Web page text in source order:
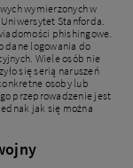
wymierzonych w
Stanforda.
phishingowe.
dane logowania do
Wiele osób nie
się serią naruszeń
osoby lub
przeprowadzenie jest
jak się można